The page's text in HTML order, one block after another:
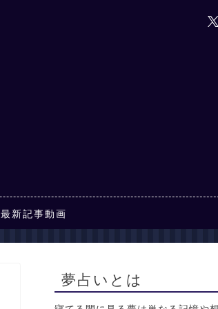
最新記事動画
夢占いとは